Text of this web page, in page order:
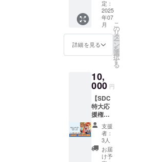
いて
も、開
催当日
の天候
や、注
意報・
警報級
予報が
出され
た場
合、主
催者の
判断で
イベン
トを中
止とす
る場合
があり
中止と
する場
合があ
マル
シェイ
中止の
場合で
も、本
リター
ンは履
行いた
しま
す。
しま
す。 ・
このリ
ターン
セージ
は
「SDC
特大応
援権」
のリ
ターン
と同じ
内容に
なりま
す。
もお話
し頂け
ます
と、大
いで
す。 ・
で１時
間程度
です。
ただ
し、当
日双方
の都合
がつけ
ば延長
可能で
す。
た場
合、主
催者の
判断で
イベン
トを中
ます。
・イベ
止の場
合で
も、本
リター
ンは履
行いた
しま
す。
会社・
団体名)
を投稿
させて
頂きま
す。 ・
始から
１年間
としま
す ・
SNS投
稿①…4
月25日
中に、
お名前
(個人・
会社・
の普段
の活動
の様子
をまと
めたア
ルバム
をお送
りしま
ご支援
時に入
力して
いただ
いたお
届け先
に郵送
しま
す。
【注意
事項】
定：
2025
年07
月
詳細を見る
こ
の
リ
タ
ー
ン
を
選
択
す
る
10,
000 円
【SDC
特大応
援権】
多摩区
ソー
シャル
デザイ
ンセン
支援
者：
3人
お届
け予